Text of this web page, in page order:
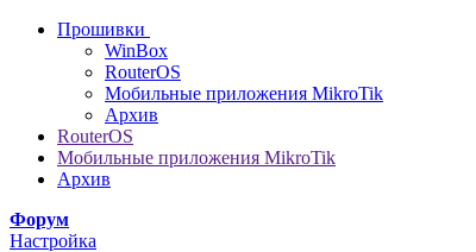
Прошивки
WinBox
RouterOS
Мобильные приложения MikroTik
Архив
RouterOS
Мобильные приложения MikroTik
Архив
Форум
Настройка